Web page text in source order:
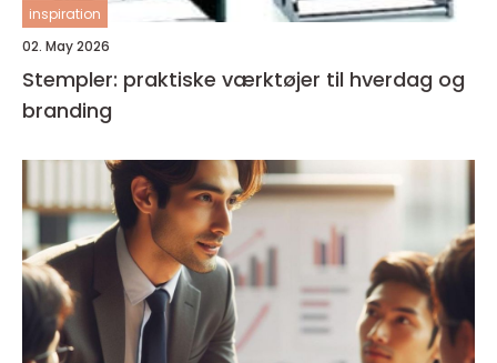
inspiration
02. May 2026
Stempler: praktiske værktøjer til hverdag og
branding